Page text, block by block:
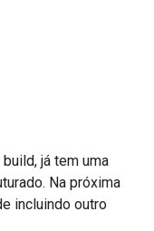
já tem uma
Na próxima
incluindo outro